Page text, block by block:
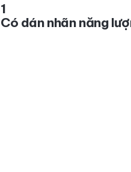
1
Có dán nhãn năng